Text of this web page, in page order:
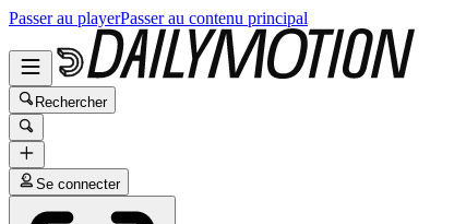
Passer au playerPasser au contenu principal
Rechercher
Se connecter